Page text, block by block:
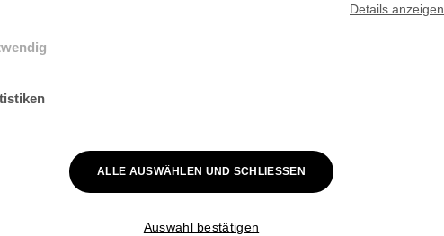
Details anzeigen
ist gewährleistet, dass die Webseite einwandfrei funktioniert.
interagieren, indem Informationen anonym gesammelt und gemeldet
Auswahl bestätigen
ALLE AUSWÄHLEN UND SCHLIESSEN